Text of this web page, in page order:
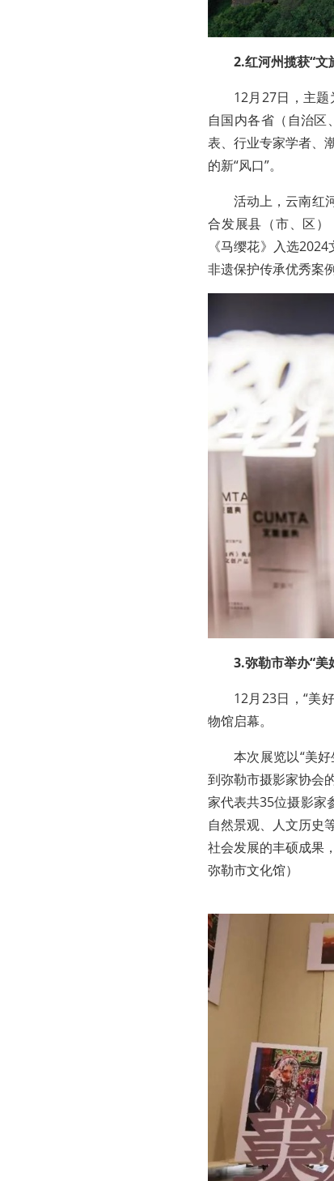
2.红河州揽获“文
12月27日，主题
自国内各省（自治
表、行业专家学者、
的新“风口”。
活动上，云南红
合发展县（市、区
《马缨花》入选
非遗保护传承优秀案
3.弥勒市举办“美
12月23日，“美
物馆启幕。
本次展览以“美
到弥勒市摄影家协会
家代表共35位摄影家
自然景观、人文历史
社会发展的丰硕成果
弥勒市文化馆）